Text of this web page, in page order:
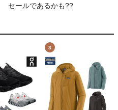
セールであるかも??
3